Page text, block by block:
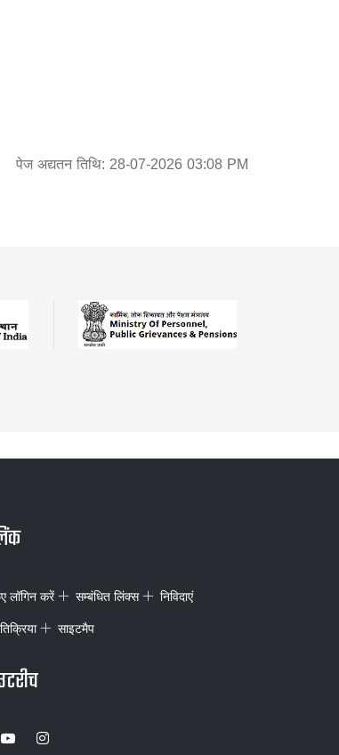
पेज अद्यतन तिथि: 28-07-2026 03:08 PM
लॉगिन करें सम्बंधित लिंक्स निविदाएं
साइटमैप